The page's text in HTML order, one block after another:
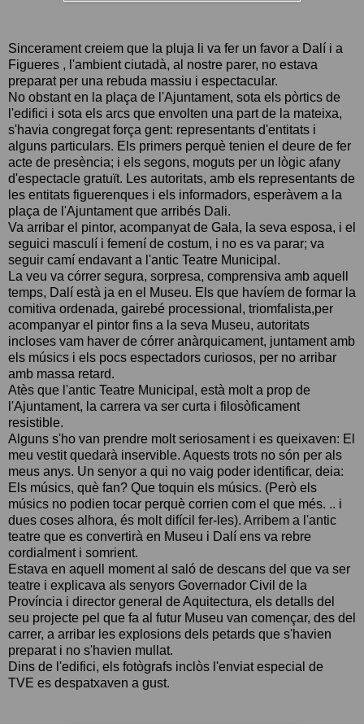
Sincerament creiem que la pluja li va fer un favor a Dalí i a
Figueres , l'ambient ciutadà, al nostre parer, no estava
preparat per una rebuda massiu i espectacular.
No obstant en la plaça de l'Ajuntament, sota els pòrtics de
l'edifici i sota els arcs que envolten una part de la mateixa,
s'havia congregat força gent: representants d'entitats i
alguns particulars. Els primers perquè tenien el deure de fer
acte de presència; i els segons, moguts per un lògic afany
d'espectacle gratuït. Les autoritats, amb els representants de
les entitats figuerenques i els informadors, esperàvem a la
plaça de l'Ajuntament que arribés Dali.
Va arribar el pintor, acompanyat de Gala, la seva esposa, i el
seguici masculí i femení de costum, i no es va parar; va
seguir camí endavant a l'antic Teatre Municipal.
La veu va córrer segura, sorpresa, comprensiva amb aquell
temps, Dalí està ja en el Museu. Els que havíem de formar la
comitiva ordenada, gairebé processional, triomfalista,per
acompanyar el pintor fins a la seva Museu, autoritats
incloses vam haver de córrer anàrquicament, juntament amb
els músics i els pocs espectadors curiosos, per no arribar
amb massa retard.
Atès que l'antic Teatre Municipal, està molt a prop de
l'Ajuntament, la carrera va ser curta i filosòficament
resistible.
Alguns s'ho van prendre molt seriosament i es queixaven: El
meu vestit quedarà inservible. Aquests trots no són per als
meus anys. Un senyor a qui no vaig poder identificar, deia:
Els músics, què fan? Que toquin els músics. (Però els
músics no podien tocar perquè corrien com el que més. .. i
dues coses alhora, és molt difícil fer-les). Arribem a l'antic
teatre que es convertirà en Museu i Dalí ens va rebre
cordialment i somrient.
Estava en aquell moment al saló de descans del que va ser
teatre i explicava als senyors Governador Civil de la
Província i director general de Aquitectura, els detalls del
seu projecte pel que fa al futur Museu van començar, des del
carrer, a arribar les explosions dels petards que s'havien
preparat i no s'havien mullat.
Dins de l'edifici, els fotògrafs inclòs l'enviat especial de
TVE es despatxaven a gust.